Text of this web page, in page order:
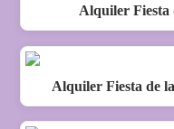
Alquiler Fiesta
Alquiler Fiesta de